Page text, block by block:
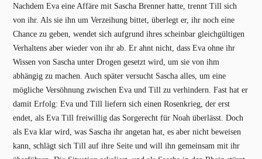
Nachdem Eva eine Affäre mit Sascha Brenner hatte, trennt Till sich
von ihr. Als sie ihn um Verzeihung bittet, überlegt er, ihr noch eine
Chance zu geben, wendet sich aufgrund ihres scheinbar gleichgültigen
Verhaltens aber wieder von ihr ab. Er ahnt nicht, dass Eva ohne ihr
Wissen von Sascha unter Drogen gesetzt wird, um sie von ihm
abhängig zu machen. Auch später versucht Sascha alles, um eine
mögliche Versöhnung zwischen Eva und Till zu verhindern. Fast hat er
damit Erfolg: Eva und Till liefern sich einen Rosenkrieg, der erst
endet, als Eva Till freiwillig das Sorgerecht für Noah überlässt. Doch
als Eva klar wird, was Sascha ihr angetan hat, es aber nicht beweisen
kann, schlägt sich Till auf ihre Seite und will ihn gemeinsam mit ihr